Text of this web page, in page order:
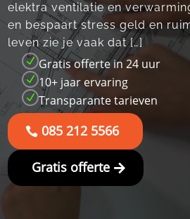
elektra ventilatie en
en bespaart stress geld en
leven zie je vaak dat […]
N Gratis offerte in 24 uur
N 10+ jaar ervaring
N Transparante tarieven
085 212 5566
Gratis offerte